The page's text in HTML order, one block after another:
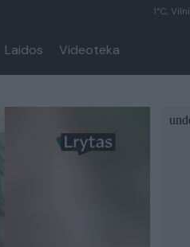
1°C,
Laidos Videoteka